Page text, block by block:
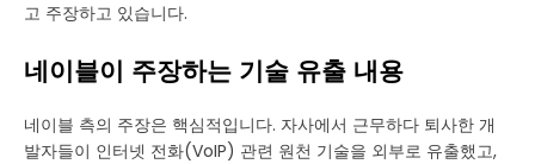
고 주장하고 있습니다.
네이블이 주장하는 기술 유출 내용
네이블 측의 주장은 핵심적입니다. 자사에서 근무하다 퇴사한 개
발자들이 인터넷 전화(VoIP) 관련 원천 기술을 외부로 유출했고,